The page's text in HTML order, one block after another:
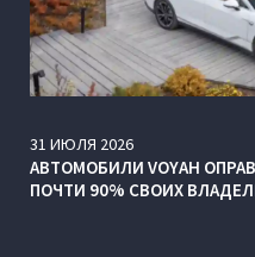
31 ИЮЛЯ 2026
АВТОМОБИЛИ VOYAH
ПОЧТИ 90% СВОИХ